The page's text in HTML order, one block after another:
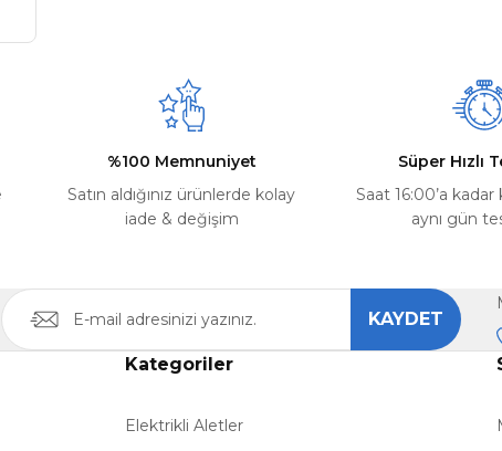
%100 Memnuniyet
Satın aldığınız ürünlerde kolay
iade & değişim
Süper Hızlı
Saat 16:00’a
aynı gün
KAYDET
Kategoriler
Elektrikli Aletler